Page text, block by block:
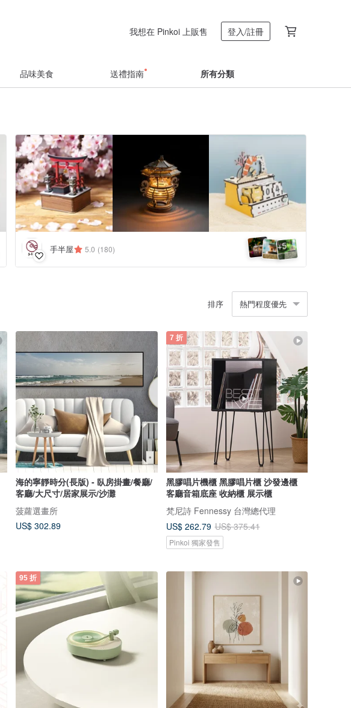
我想在 Pinkoi 上販售 登入/註冊
品味美食 送禮指南 所有分類
手半屋 5.0 (180) +5
排序 熱門程度優先
海的寧靜時分(長版) - 臥房掛畫/餐廳/
客廳/大尺寸/居家展示/沙灘
菠蘿選畫所
US$ 302.89
7 折
黑膠唱片機櫃 黑膠唱片櫃 沙發邊櫃
客廳音箱底座 收納櫃 展示櫃
梵尼詩 Fennessy 台灣總代理
US$ 262.79 US$ 375.41
Pinkoi 獨家發售
95 折